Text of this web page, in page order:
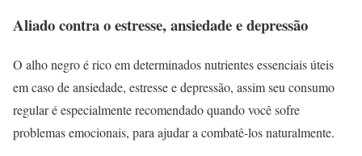
Aliado contra o estresse, ansiedade e depressão
O alho negro é rico em determinados nutrientes essenciais úteis
em caso de ansiedade, estresse e depressão, assim seu consumo
regular é especialmente recomendado quando você sofre
problemas emocionais, para ajudar a combatê-los naturalmente.